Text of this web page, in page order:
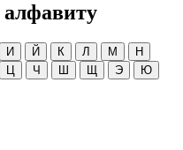
И Й К Л М
Н
Ц Ч Ш Щ Э
Ю